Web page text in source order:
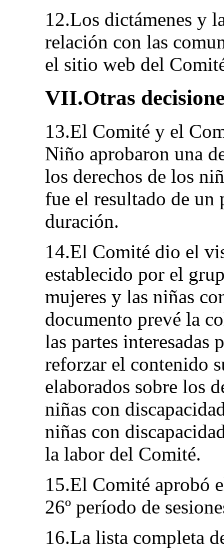
12.Los dictámenes y
relación con las
el sitio web del
VII.Otras
13.El Comité y el
Niño aprobaron una
los derechos de los
fue el resultado de un
duración.
14.El Comité dio el
establecido por el
mujeres y las niñas
documento prevé la
las partes interesadas
reforzar el contenido
elaborados sobre los
niñas con
niñas con
la labor del Comité.
15.El Comité aprobó
26º período de
16.La lista completa